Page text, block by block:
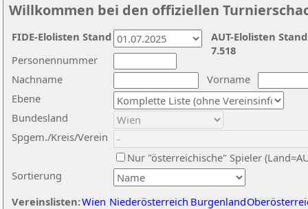
Willkommen bei den offiziellen
Nachname
Vorname
Ebene
Sortierung
Personennummer
Bundesland
Spgem./Kreis/Verein
Nur "österreichische" Spieler
Vereinslisten:Wien Niederösterreich Burgenland
AUT-Elolisten
7.518
FIDE-Elolisten Stand